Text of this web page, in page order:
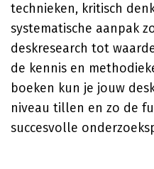
technieken, kritisch
systematische aanpak
deskresearch tot
de kennis en
boeken kun je jouw
niveau tillen en zo de
succesvolle